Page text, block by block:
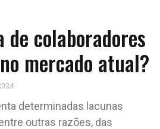
colaboradores
mercado atual?
determinadas lacunas
outras razões, das